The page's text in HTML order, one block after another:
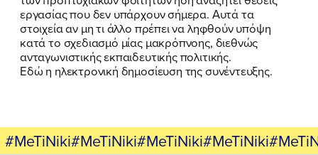
εργασίας που δεν υπάρχουν σήμερα. Αυτά τα
στοιχεία αν μη τι άλλο πρέπει να ληφθούν υπόψη
κατά το σχεδιασμό μίας μακρόπνοης, διεθνώς
ανταγωνιστικής εκπαιδευτικής πολιτικής.
Εδώ η ηλεκτρονική δημοσίευση της συνέντευξης.